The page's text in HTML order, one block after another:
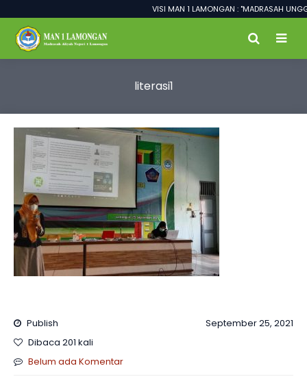
VISI MAN 1 LAMONGAN : "MADRASAH
literasi1
Publish
September 25, 2021
Dibaca 201 kali
Belum ada Komentar